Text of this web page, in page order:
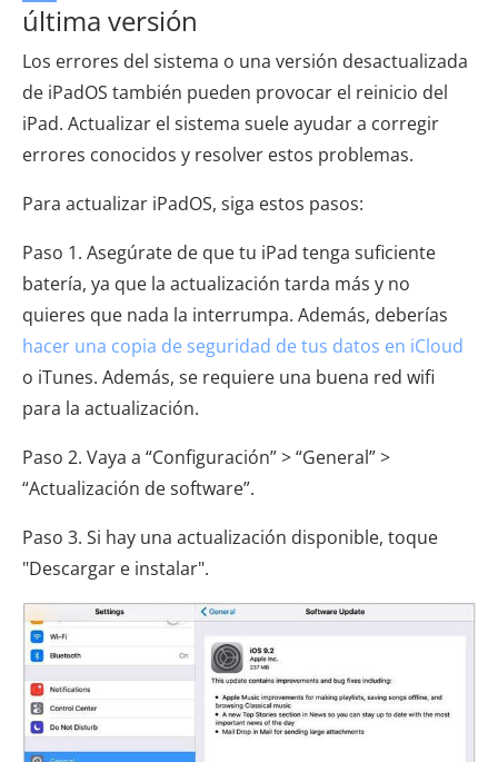
última versión
Los errores del sistema o una versión desactualizada
de iPadOS también pueden provocar el reinicio del
iPad. Actualizar el sistema suele ayudar a corregir
errores conocidos y resolver estos problemas.
Para actualizar iPadOS, siga estos pasos:
Paso 1. Asegúrate de que tu iPad tenga suficiente
batería, ya que la actualización tarda más y no
quieres que nada la interrumpa. Además, deberías
hacer una copia de seguridad de tus datos en iCloud
o iTunes. Además, se requiere una buena red wifi
para la actualización.
Paso 2. Vaya a “Configuración” > “General” >
“Actualización de software”.
Paso 3. Si hay una actualización disponible, toque
"Descargar e instalar".